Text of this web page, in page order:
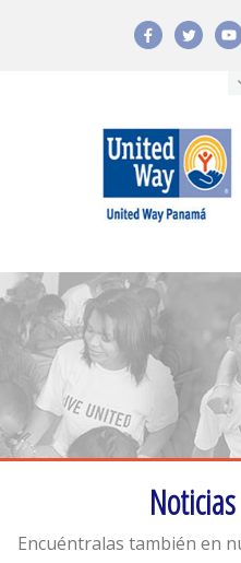
Encuéntralas también en